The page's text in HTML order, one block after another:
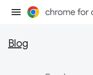
Blog